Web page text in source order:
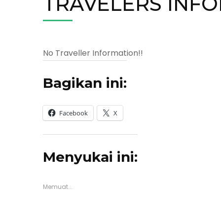
No Traveller Information!!
Bagikan ini:
Facebook X
Menyukai ini:
Memuat...